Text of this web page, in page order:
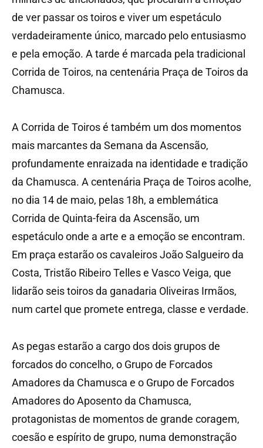
de ver passar os toiros e viver um espetáculo
verdadeiramente único, marcado pelo entusiasmo
e pela emoção. A tarde é marcada pela tradicional
Corrida de Toiros, na centenária Praça de Toiros da
Chamusca.
A Corrida de Toiros é também um dos momentos
mais marcantes da Semana da Ascensão,
profundamente enraizada na identidade e tradição
da Chamusca. A centenária Praça de Toiros acolhe,
no dia 14 de maio, pelas 18h, a emblemática
Corrida de Quinta-feira da Ascensão, um
espetáculo onde a arte e a emoção se encontram.
Em praça estarão os cavaleiros João Salgueiro da
Costa, Tristão Ribeiro Telles e Vasco Veiga, que
lidarão seis toiros da ganadaria Oliveiras Irmãos,
num cartel que promete entrega, classe e verdade.
As pegas estarão a cargo dos dois grupos de
forcados do concelho, o Grupo de Forcados
Amadores da Chamusca e o Grupo de Forcados
Amadores do Aposento da Chamusca,
protagonistas de momentos de grande coragem,
coesão e espírito de grupo, numa demonstração